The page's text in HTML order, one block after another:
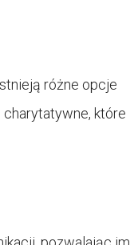
różne opcje
które